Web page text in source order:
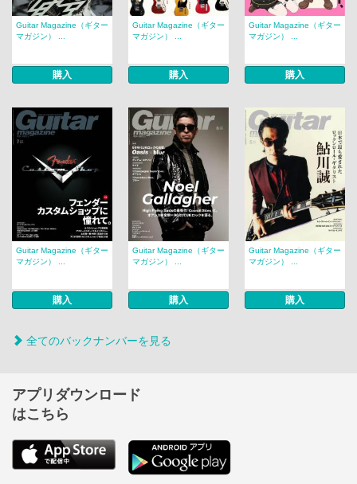
Guitar Magazine（ギター
マガジン） ...
購入
Guitar Magazine（ギター
マガジン） ...
購入
Guitar Magazine（ギター
マガジン） ...
購入
Guitar Magazine（ギター
マガジン） ...
購入
Guitar Magazine（ギター
マガジン） ...
購入
Guitar Magazine（ギター
マガジン） ...
購入
全てのバックナンバーを見る
アプリダウンロード
はこちら